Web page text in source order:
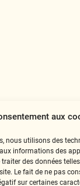
aux
nous utilisons des
informations des
des données
Le fait de ne pas
sur certaines